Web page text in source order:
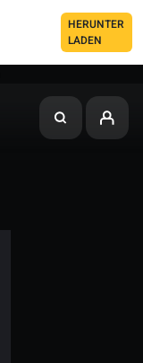
HERUNTER
LADEN